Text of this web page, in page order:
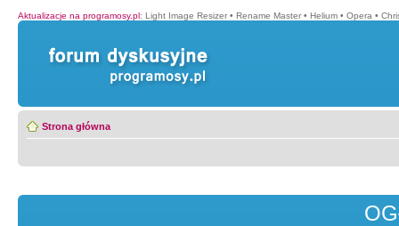
Aktualizacje na programosy.pl: Light Image Resizer • Rename Master • Helium • Opera •
Strona główna